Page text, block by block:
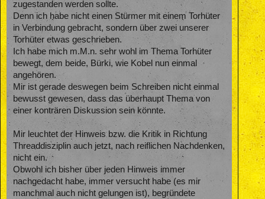
zugestanden werden sollte.
Denn ich habe nicht einen Stürmer mit einem Torhüter
in Verbindung gebracht, sondern über zwei unserer
Torhüter etwas geschrieben.
Ich habe mich m.M.n. sehr wohl im Thema Torhüter
bewegt, dem beide, Bürki, wie Kobel nun einmal
angehören.
Mir ist gerade deswegen beim Schreiben nicht einmal
bewusst gewesen, dass das überhaupt Thema von
einer konträren Diskussion sein könnte.
Mir leuchtet der Hinweis bzw. die Kritik in Richtung
Threaddisziplin auch jetzt, nach reiflichen Nachdenken,
nicht ein.
Obwohl ich bisher über jeden Hinweis immer
nachgedacht habe, immer versucht habe (es mir
manchmal auch nicht gelungen ist), begründete